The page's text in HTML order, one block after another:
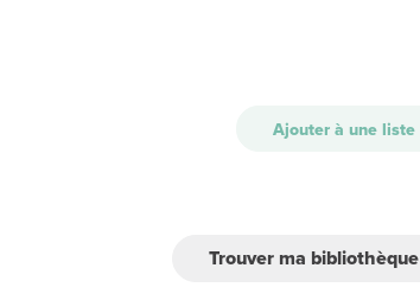
Ajouter à une liste
Trouver ma bibliothèque